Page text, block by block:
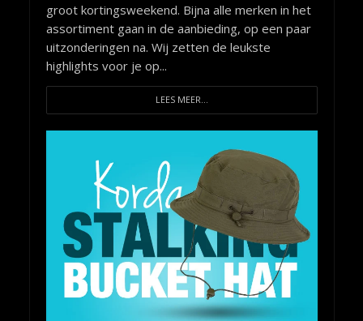
groot kortingsweekend. Bijna alle merken in het
assortiment gaan in de aanbieding, op een paar
uitzonderingen na. Wij zetten de leukste
highlights voor je op...
LEES MEER...